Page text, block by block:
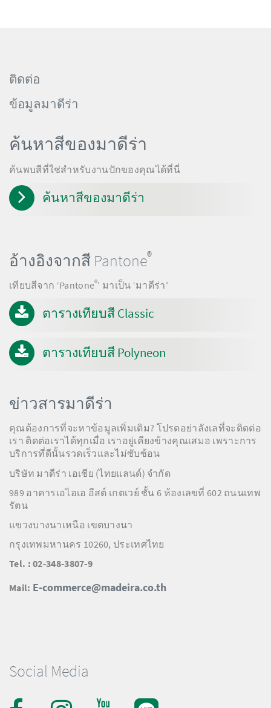
ติดต่อ
ข้อมูลมาดีร่า
Social Media
ค้นหาสีของมาดีร่า
ค้นพบสีที่ใช่สำหรับงานปักของคุณได้ที่นี่
ค้นหาสีของมาดีร่า
อ้างอิงจากสี Pantone®
เทียบสีจาก ‘Pantone®’ มาเป็น ‘มาดีร่า’
ตารางเทียบสี Classic
ตารางเทียบสี Polyneon
ข่าวสารมาดีร่า
คุณต้องการที่จะหาข้อมูลเพิ่มเติม? โปรดอย่าลังเลที่จะติดต่อ
เรา ติดต่อเราได้ทุกเมื่อ เราอยู่เคียงข้างคุณเสมอ เพราะการ
บริการที่ดีนั้นรวดเร็วและไม่ซับซ้อน
บริษัท มาดีร่า เอเชีย (ไทยแลนด์) จำกัด
989 อาคารเอไอเอ อีสต์ เกตเวย์ ชั้น 6 ห้องเลขที่ 602 ถนนเทพ
รัตน
แขวงบางนาเหนือ เขตบางนา
กรุงเทพมหานคร 10260, ประเทศไทย
Tel. : 02-348-3807-9
Mail: E-commerce@madeira.co.th